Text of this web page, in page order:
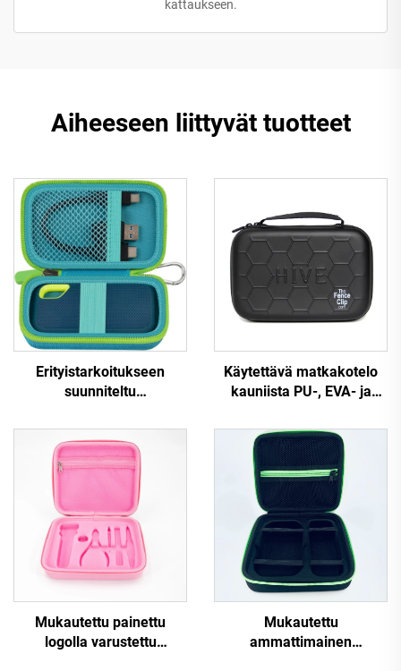
kattaukseen.
Aiheeseen liittyvät tuotteet
Erityistarkoitukseen
suunniteltu
kryptovaluuttojen ja USB-
kaapelien sekä laitteiston
kuljetusta varten
Käytettävä matkakotelo
kauniista PU-, EVA- ja
varastopussilla ja
mukautetulla vesitiukulla
vetoketjupussilla
Mukautettu painettu
logolla varustettu
Mukautettu
ammattimainen